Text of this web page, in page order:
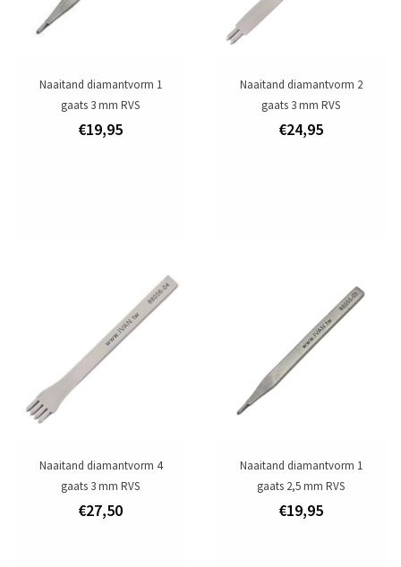
Toevoegen om te vergelijken
Naaitand diamantvorm 1
gaats 3 mm RVS
€19,95
Naaitand diamantvorm 2
gaats 3 mm RVS
€24,95
Naaitand diamantvorm 4
gaats 3 mm RVS
€27,50
Naaitand diamantvorm 1
gaats 2,5 mm RVS
€19,95